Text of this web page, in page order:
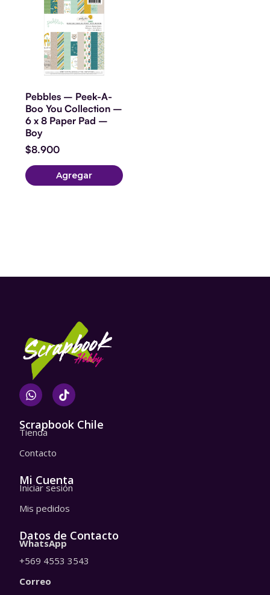
Pebbles – Peek-A-
Boo You Collection –
6 x 8 Paper Pad –
Boy
$8.900
Agregar
W
h
t
s
p
T
i
t
Scrapbook Chile
Tienda
Contacto
Mi Cuenta
Iniciar sesión
Mis pedidos
Datos de Contacto
WhatsApp
+569 4553 3543
Correo